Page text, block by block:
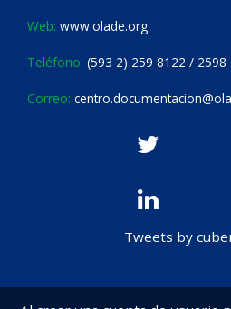
Web: www.olade.org
Teléfono: (593 2) 259 8122 / 2598
Correo:
Tweets by